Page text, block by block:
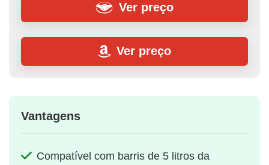
Ver preço
Ver preço
Vantagens
Compatível com barris de 5 litros da